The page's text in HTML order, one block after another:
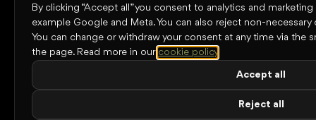
By clicking “Accept all” you consent to analytics and
example Google and Meta. You can also reject non-
You can change or withdraw your consent at any time via
the page. Read more in our cookie policy
Accept all
Reject all